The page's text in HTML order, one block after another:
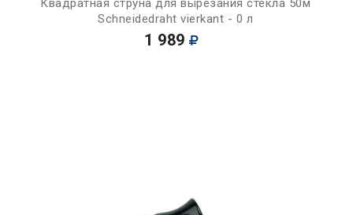
Квадратная струна для вырезания стекла 50м
Schneidedraht vierkant - 0 л
1 989